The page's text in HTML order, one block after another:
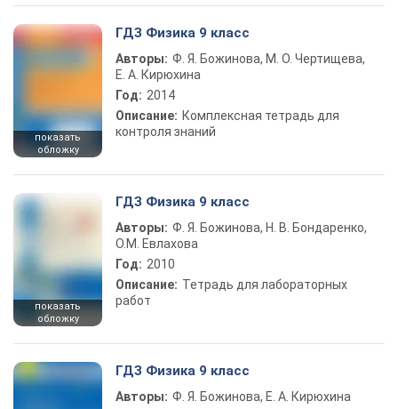
показать
обложку
ГДЗ Физика 9 класс
Авторы: Ф. Я. Божинова, М. О. Чертищева,
Е. А. Кирюхина
Год: 2014
Описание: Комплексная тетрадь для
контроля знаний
показать
обложку
ГДЗ Физика 9 класс
Авторы: Ф. Я. Божинова, Н. В. Бондаренко,
О.М. Евлахова
Год: 2010
Описание: Тетрадь для лабораторных
работ
ГДЗ Физика 9 класс
Авторы: Ф. Я. Божинова, Е. А. Кирюхина